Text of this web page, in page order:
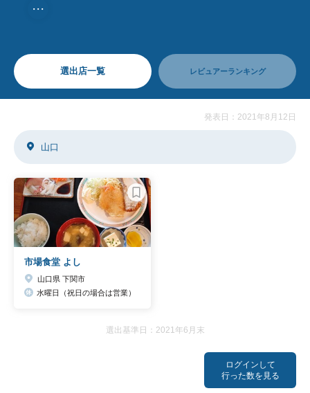
・・・
選出店一覧 レビュアーランキング
ログインして
行った数を見る
発表日：2021年8月12日
山口
市場食堂 よし
山口県 下関市
水曜日（祝日の場合は営業）
選出基準日：2021年6月末